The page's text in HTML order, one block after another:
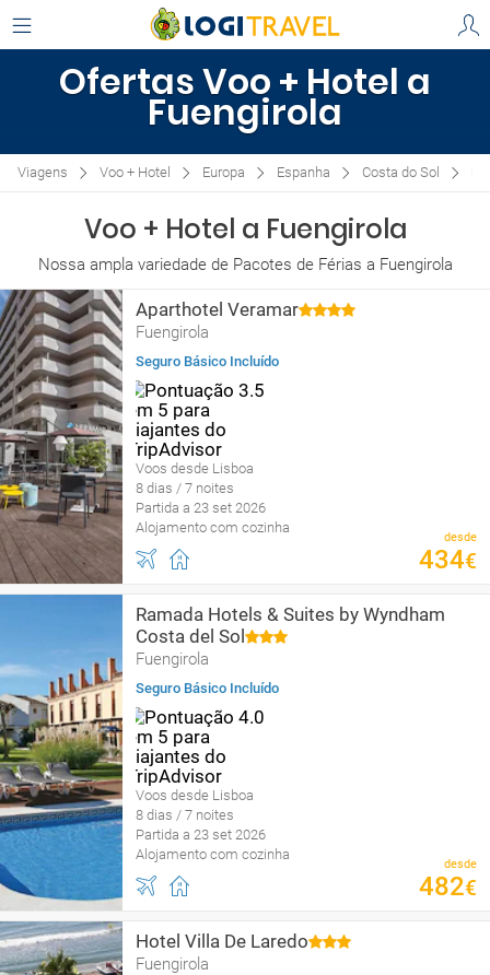
Ofertas Voo + Hotel a
Fuengirola
Viagens Voo + Hotel Europa Espanha Costa do Sol
Voo + Hotel a Fuengirola
Nossa ampla variedade de Pacotes de Férias a Fuengirola
Aparthotel Veramar
Fuengirola
Seguro Básico Incluído
Voos desde Lisboa
8 dias / 7 noites
Partida a 23 set 2026
Alojamento com cozinha
desde
434€
Ramada Hotels & Suites by Wyndham
Costa del Sol
Fuengirola
Seguro Básico Incluído
Voos desde Lisboa
8 dias / 7 noites
Partida a 23 set 2026
Alojamento com cozinha
desde
482€
Hotel Villa De Laredo
Fuengirola